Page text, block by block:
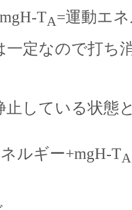
TA=運動エ
一定なので打ち
止している状態
ルギー+mgH-TA